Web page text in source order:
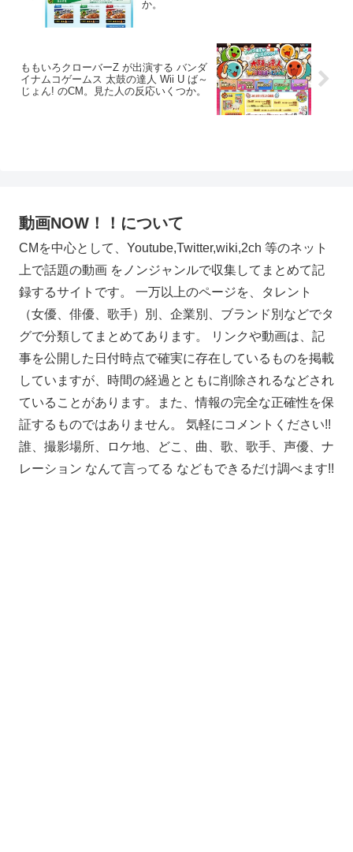
か。
ももいろクローバーZ が出演する バンダ
イナムコゲームス 太鼓の達人 Wii U ば～
じょん! のCM。見た人の反応いくつか。
動画NOW！！について
CMを中心として、Youtube,Twitter,wiki,2ch 等のネット
上で話題の動画 をノンジャンルで収集してまとめて記
録するサイトです。 一万以上のページを、タレント
（女優、俳優、歌手）別、企業別、ブランド別などでタ
グで分類してまとめてあります。 リンクや動画は、記
事を公開した日付時点で確実に存在しているものを掲載
していますが、時間の経過とともに削除されるなどされ
ていることがあります。また、情報の完全な正確性を保
証するものではありません。 気軽にコメントください!!
誰、撮影場所、ロケ地、どこ、曲、歌、歌手、声優、ナ
レーション なんて言ってる などもできるだけ調べます!!